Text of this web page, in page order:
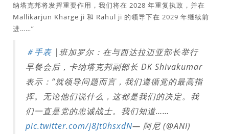
纳塔克邦将发挥重要作用，我们将在 2028 年重复执政，并在
Mallikarjun Kharge ji 和 Rahul ji 的领导下在 2029 年继续前
进……”
＃手表 |班加罗尔：在与西达拉迈亚部长举行
早餐会后，卡纳塔克邦副部长 DK Shivakumar
表示：“就领导问题而言，我们遵循党的最高指
挥。无论他们说什么，这都是我们的决定。我
们一直是党的忠诚战士。我们知道……
pic.twitter.com/j8Jt0hsxdN— 阿尼 (@ANI)